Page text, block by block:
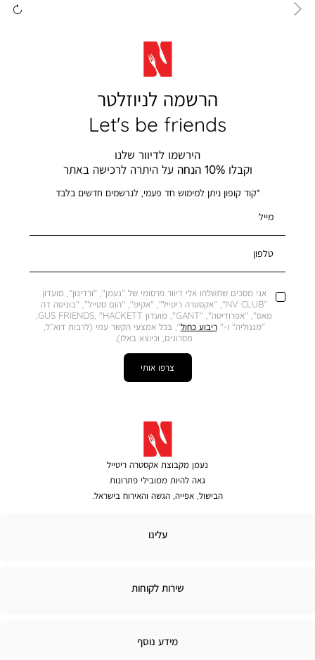
הרשמה לניוזלטר
Let's be friends
הירשמו לדיוור שלנו
וקבלו10% הנחה על היתרה לרכישה באתר
*קוד קופון ניתן למימוש חד פעמי, לנרשמים חדשים בלבד
מייל
טלפון
אני מסכים שתשלחו אלי דיוור פרסומי של "נעמן", "ורדינון", מועדון
"NV CLUB", ״אקסטרה ריטייל", "אקיפ", "הום סטייל", "בוניטה דה
מאס", "אפרודיטה", "GANT", מועדון GUS FRIENDS, "HACKETT,
"מגנוליה" ו-" ריבוע כחול", בכל אמצעי הקשר עמי (לרבות דוא״ל,
מסרונים, וכיוצא באלו).
צרפו אותי
נעמן מקבוצת אקסטרה ריטייל
גאה להיות ממובילי פתרונות
הבישול, אפייה, הגשה והאירוח בישראל.
עלינו
שירות לקוחות
מידע
מידע נוסף